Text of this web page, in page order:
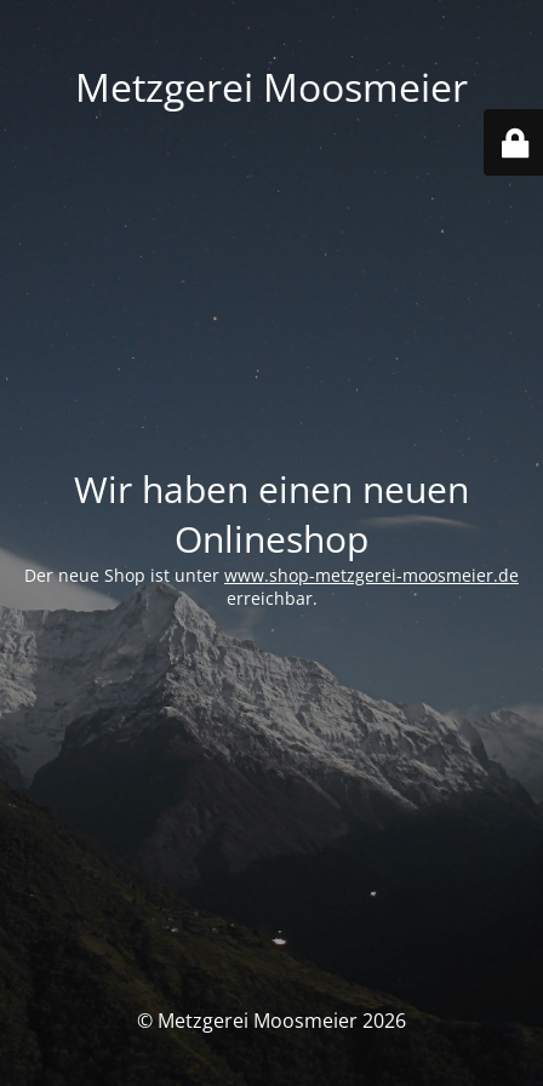
Metzgerei Moosmeier
Wir haben einen neuen
Onlineshop
Der neue Shop ist unter www.shop-metzgerei-moosmeier.de
erreichbar.
© Metzgerei Moosmeier 2026